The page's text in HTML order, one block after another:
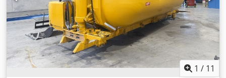
transportu. Idealan je izbor za: - magacine i veleprodaje -
proizvodne pogone - špediterske i transportne firme -
distributivne centre - internet prodavnice koje šalju robu
na paletama Zahvaljujući mogućnosti rada sa teretom do
1500 kilograma, uređaj je pogodan kako za pakovanje lakih
kartonskih kutija, tako i za teške industrijske elemente.
Prednosti mašine za omotavanje paleta – efikasnost i 1 / 11